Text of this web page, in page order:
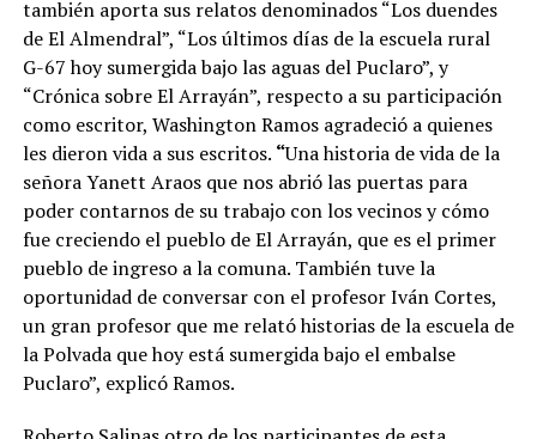
también aporta sus relatos denominados “Los duendes
de El Almendral”, “Los últimos días de la escuela rural
G-67 hoy sumergida bajo las aguas del Puclaro”, y
“Crónica sobre El Arrayán”, respecto a su participación
como escritor, Washington Ramos agradeció a quienes
les dieron vida a sus escritos. “Una historia de vida de la
señora Yanett Araos que nos abrió las puertas para
poder contarnos de su trabajo con los vecinos y cómo
fue creciendo el pueblo de El Arrayán, que es el primer
pueblo de ingreso a la comuna. También tuve la
oportunidad de conversar con el profesor Iván Cortes,
un gran profesor que me relató historias de la escuela de
la Polvada que hoy está sumergida bajo el embalse
Puclaro”, explicó Ramos.